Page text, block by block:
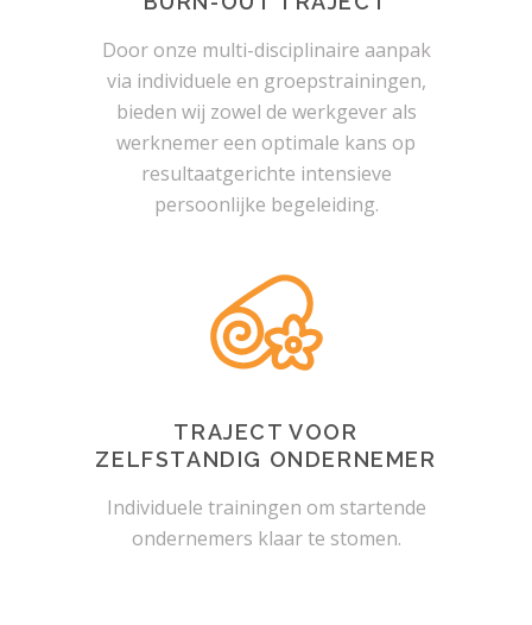
Door onze multi-disciplinaire aanpak
via individuele en groepstrainingen,
bieden wij zowel de werkgever als
werknemer een optimale kans op
resultaatgerichte intensieve
persoonlijke begeleiding.
TRAJECT VOOR
ZELFSTANDIG ONDERNEMER
Individuele trainingen om startende
ondernemers klaar te stomen.